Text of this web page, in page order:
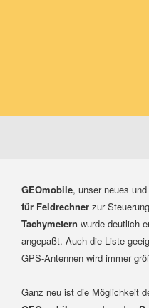
GEOmobile, unser neues
für Feldrechner zur
Tachymetern wurde deutlich
angepaßt. Auch die Liste
GPS-Antennen wird immer
Ganz neu ist die Möglichkeit